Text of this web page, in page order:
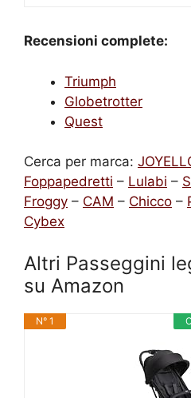
Recensioni complete:
Triumph
Globetrotter
Quest
Cerca per marca:
Foppapedretti – Lulabi –
Froggy – CAM – Chicco –
Cybex
Altri Passeggini
su Amazon
N° 1